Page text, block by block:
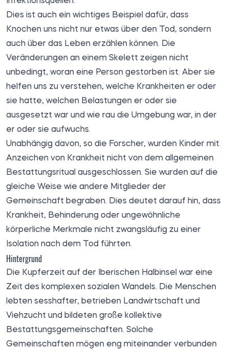
Dies ist auch ein wichtiges Beispiel dafür, dass
Knochen uns nicht nur etwas über den Tod, sondern
auch über das Leben erzählen können. Die
Veränderungen an einem Skelett zeigen nicht
unbedingt, woran eine Person gestorben ist. Aber sie
helfen uns zu verstehen, welche Krankheiten er oder
sie hatte, welchen Belastungen er oder sie
ausgesetzt war und wie rau die Umgebung war, in der
er oder sie aufwuchs.
Unabhängig davon, so die Forscher, wurden Kinder mit
Anzeichen von Krankheit nicht von dem allgemeinen
Bestattungsritual ausgeschlossen. Sie wurden auf die
gleiche Weise wie andere Mitglieder der
Gemeinschaft begraben. Dies deutet darauf hin, dass
Krankheit, Behinderung oder ungewöhnliche
körperliche Merkmale nicht zwangsläufig zu einer
Isolation nach dem Tod führten.
Hintergrund
Die Kupferzeit auf der Iberischen Halbinsel war eine
Zeit des komplexen sozialen Wandels. Die Menschen
lebten sesshafter, betrieben Landwirtschaft und
Viehzucht und bildeten große kollektive
Bestattungsgemeinschaften. Solche
Gemeinschaften mögen eng miteinander verbunden